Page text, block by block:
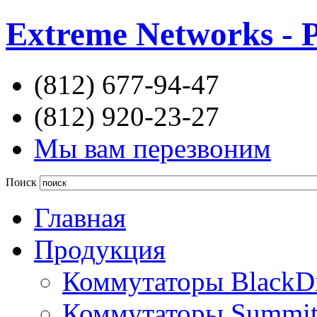
Extreme Networks -
(812) 677-94-47
(812) 920-23-27
Мы вам перезвоним
Поиск
Главная
Продукция
Коммутаторы